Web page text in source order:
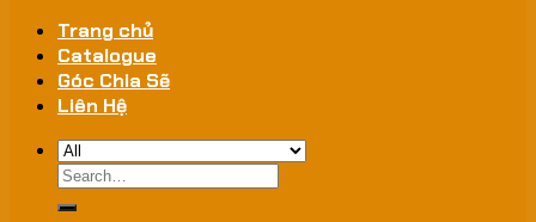
Trang chủ
Catalogue
Góc Chia Sẽ
Liên Hệ
Search
for: